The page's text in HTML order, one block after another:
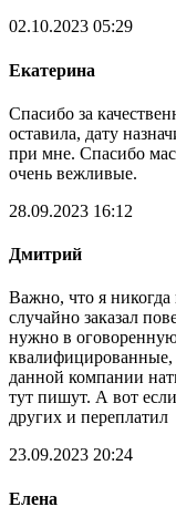
02.10.2023 05:29
Екатерина
Спасибо за
оставила, дату
при мне. Спасибо
очень вежливые.
28.09.2023 16:12
Дмитрий
Важно, что я
случайно заказал
нужно в
квалифицированные,
данной компании
тут пишут. А вот
других и переплатил
23.09.2023 20:24
Елена